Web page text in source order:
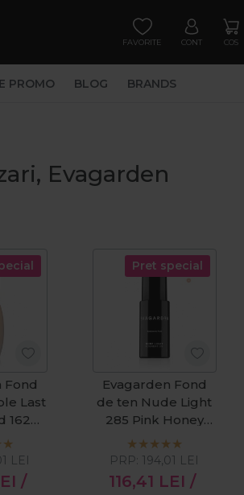
FAVORITE CONT COS
PROMO BLOG BRANDS
Evagarden
Fond
Last
162
/
LEI
Pret special
Evagarden Fond
de ten Nude Light
285 Pink Honey
SPF20 30ml
116,41 LEI /
PRP: 194,01 LEI